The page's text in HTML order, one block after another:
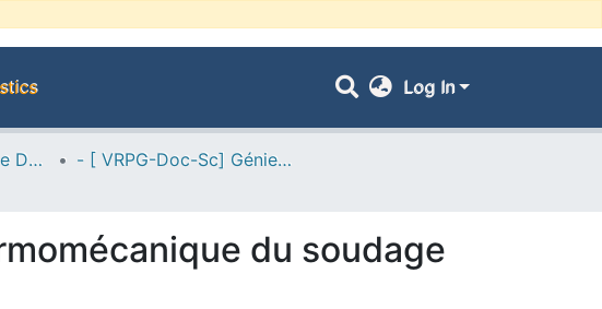
Log In
2- [ VRPG] Thèses de Doctorat en Sciences
- [ VRPG-Doc-Sc] Génie mécanique --- هندسة ميكانيكية
du soudage